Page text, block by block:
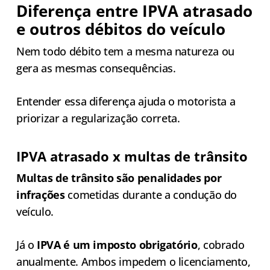
Diferença entre IPVA atrasado
e outros débitos do veículo
Nem todo débito tem a mesma natureza ou
gera as mesmas consequências.
Entender essa diferença ajuda o motorista a
priorizar a regularização correta.
IPVA atrasado x multas de trânsito
Multas de trânsito são penalidades por
infraçõescometidas durante a condução do
veículo.
Já o IPVA é um imposto obrigatório, cobrado
anualmente. Ambos impedem o licenciamento,